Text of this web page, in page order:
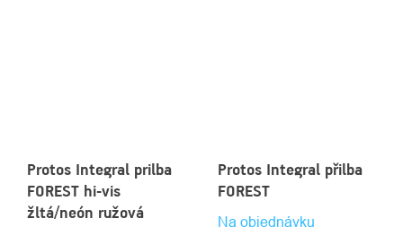
Protos Integral prilba
FOREST hi-vis
žltá/neón ružová
Protos Integral přilba
FOREST
Na objednávku